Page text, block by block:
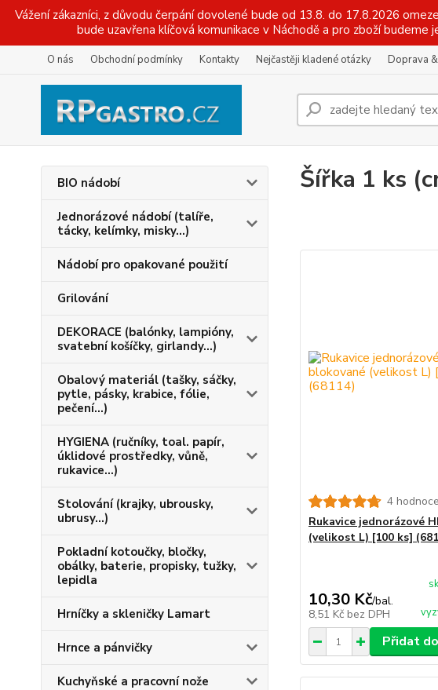
Vážení zákazníci, z důvodu čerpání dovolené bude od 13.8. do 17.8.2026
bude uzavřena klíčová komunikace v Náchodě a pro zboží
O nás Obchodní podmínky Kontakty Nejčastěji kladené otázky Doprava
BIO nádobí
Jednorázové nádobí (talíře,
tácky, kelímky, misky...)
Nádobí pro opakované použití
Grilování
DEKORACE (balónky, lampióny,
svatební košíčky, girlandy...)
Obalový materiál (tašky, sáčky,
pytle, pásky, krabice, fólie,
pečení...)
HYGIENA (ručníky, toal. papír,
úklidové prostředky, vůně,
rukavice...)
Stolování (krajky, ubrousky,
ubrusy...)
Pokladní kotoučky, bločky,
obálky, baterie, propisky, tužky,
lepidla
Hrníčky a skleničky Lamart
Hrnce a pánvičky
Kuchyňské a pracovní nože
Šířka 1 ks
4
Rukavice jednorázové
(velikost L) [100 ks]
10,30 Kč/bal.
8,51 Kč bez DPH
Přidat